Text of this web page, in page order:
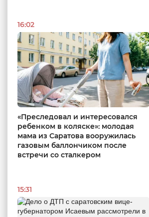
16:02
«Преследовал и интересовался
ребенком в коляске»: молодая
мама из Саратова вооружилась
газовым баллончиком после
встречи со сталкером
15:31